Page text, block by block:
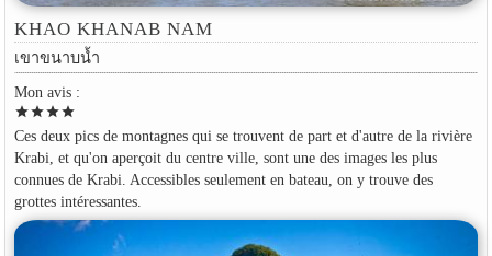
KHAO KHANAB NAM
เขาขนาบน้ำ
Mon avis :
starstarstarstar
Ces deux pics de montagnes qui se trouvent de part et d'autre de la rivière
Krabi, et qu'on aperçoit du centre ville, sont une des images les plus
connues de Krabi. Accessibles seulement en bateau, on y trouve des
grottes intéressantes.